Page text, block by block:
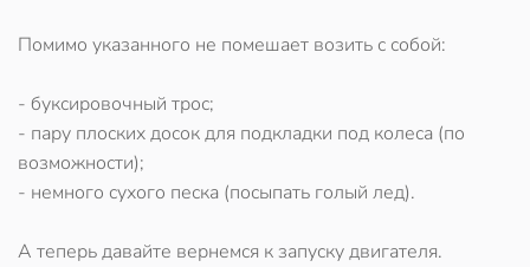
Помимо указанного не помешает возить с собой:
- буксировочный трос;
- пару плоских досок для подкладки под колеса (по
возможности);
- немного сухого песка (посыпать голый лед).
А теперь давайте вернемся к запуску двигателя.